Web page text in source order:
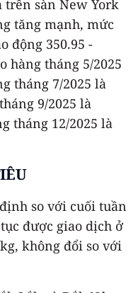
trên sàn New York
tăng mạnh, mức
động 350.95 -
hàng tháng 5/2025
tháng 7/2025 là
9/2025 là
tháng 12/2025 là
so với cuối tuần
được giao dịch ở
không đổi so với